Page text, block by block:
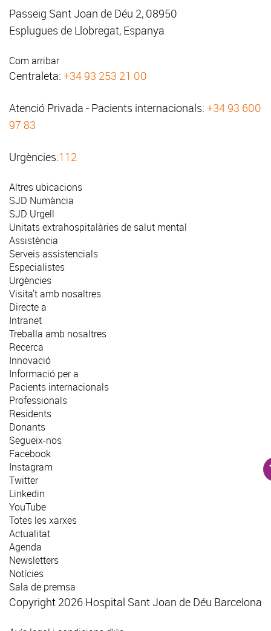
Passeig Sant Joan de Déu 2, 08950
Esplugues de Llobregat, Espanya
Com arribar
Centraleta: +34 93 253 21 00
Atenció Privada - Pacients internacionals: +34 93 600
97 83
Urgències:112
Altres ubicacions
SJD Numància
SJD Urgell
Unitats extrahospitalàries de salut mental
Assistència
Serveis assistencials
Especialistes
Urgències
Visita't amb nosaltres
Directe a
Intranet
Treballa amb nosaltres
Recerca
Innovació
Informació per a
Pacients internacionals
Professionals
Residents
Donants
Segueix-nos
Facebook
Instagram
Twitter
Linkedin
YouTube
Totes les xarxes
Actualitat
Agenda
Newsletters
Notícies
Sala de premsa
Copyright 2026 Hospital Sant Joan de Déu Barcelona